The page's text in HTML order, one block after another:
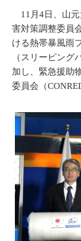
11月4日、山元
害対策調整委員
ける熱帯暴風雨
（スリーピング
加し、緊急援助
委員会（